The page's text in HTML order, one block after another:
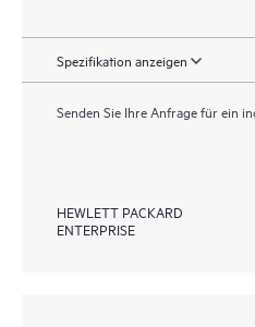
Spezifikation anzeigen
Senden Sie Ihre Anfrage für ein
HEWLETT PACKARD
ENTERPRISE